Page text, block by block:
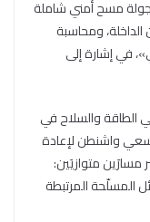
جولة مسح أمني شاملة
الداخلة، ومحاسبة
في إشارة إلى
والسلاح في
سعي واشنطن لإعادة
متوازيَين:
المسلّحة المرتبطة